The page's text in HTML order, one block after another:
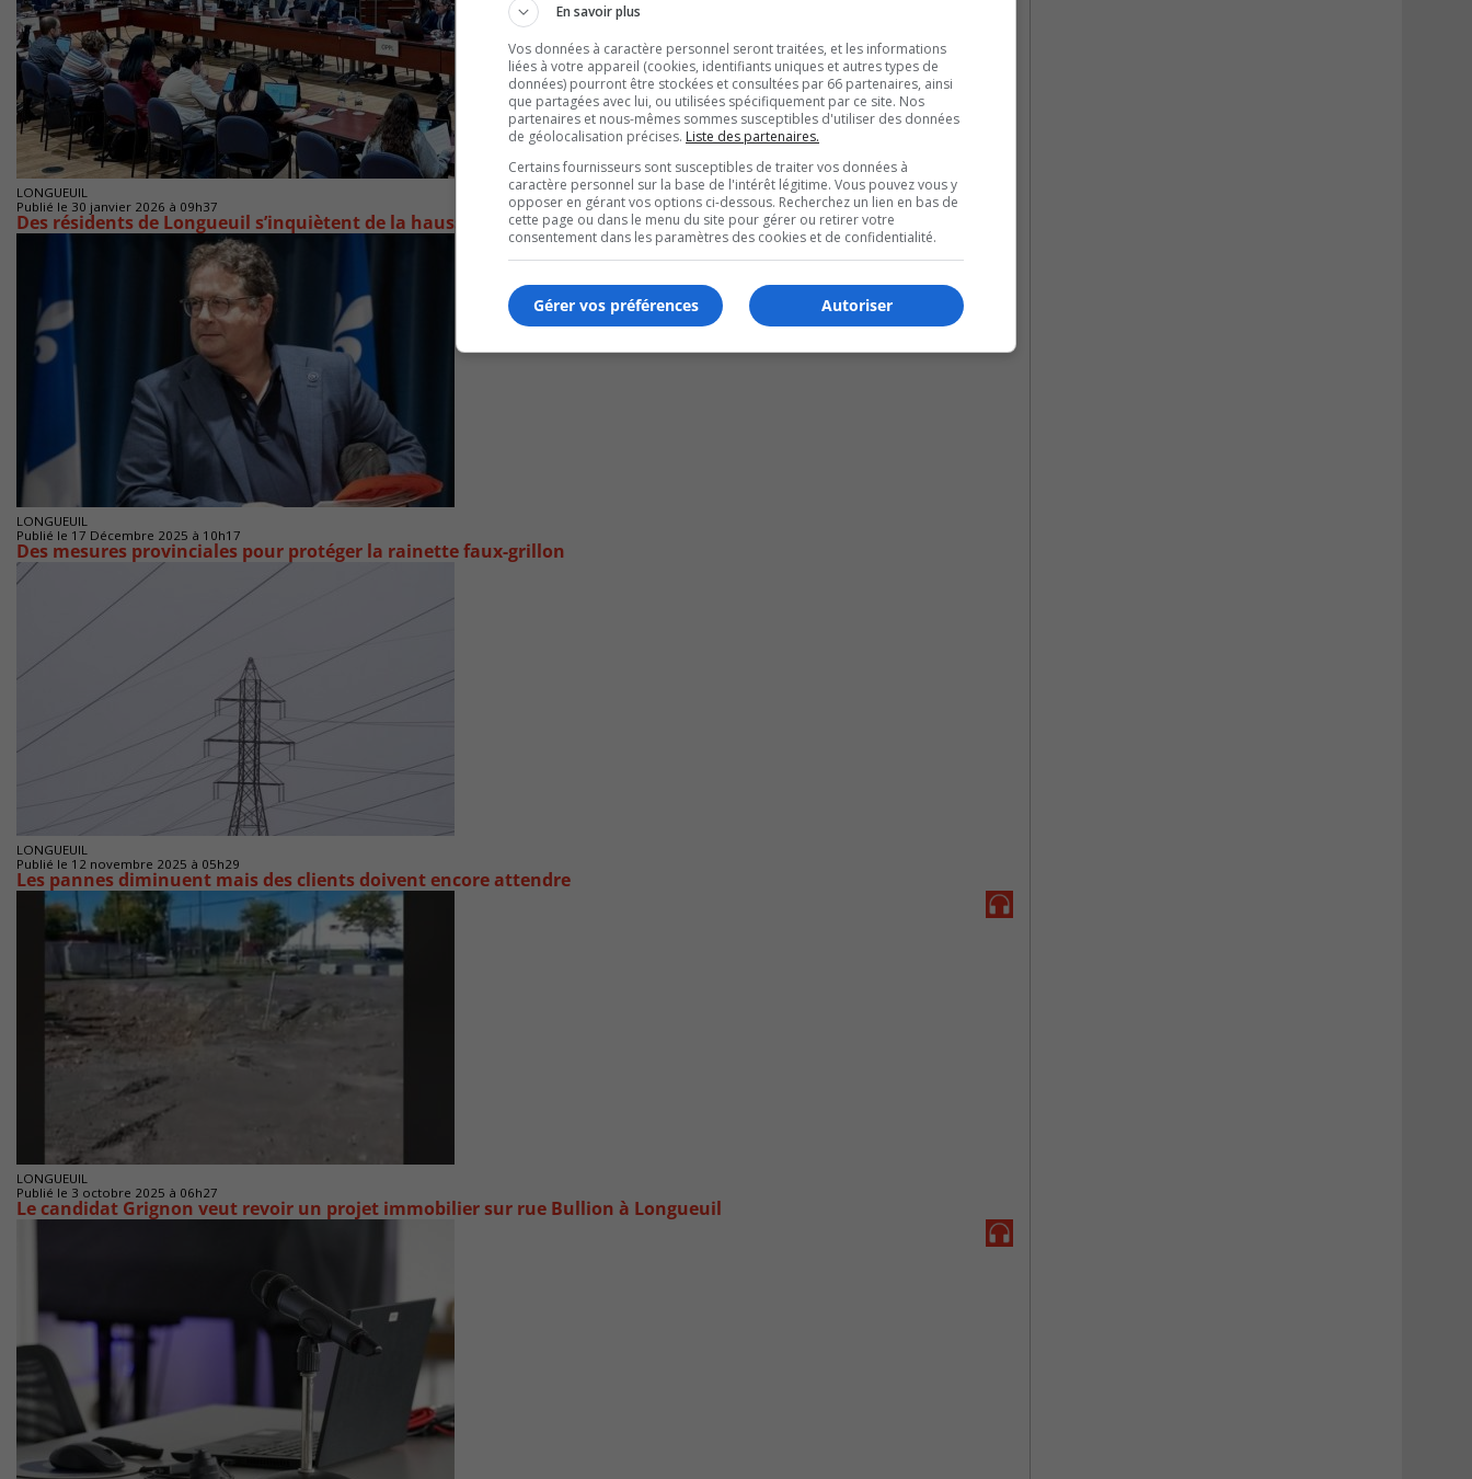
LONGUEUIL
Publié le 30 janvier 2026 à 09h37
Des résidents de Longueuil s’inquiètent de la hausse de l’itinérance
LONGUEUIL
Publié le 17 Décembre 2025 à 10h17
Des mesures provinciales pour protéger la rainette faux-grillon
LONGUEUIL
Publié le 12 novembre 2025 à 05h29
Les pannes diminuent mais des clients doivent encore attendre
LONGUEUIL
Publié le 3 octobre 2025 à 06h27
Le candidat Grignon veut revoir un projet immobilier sur rue Bullion à Longueuil
En savoir plus
Vos données à caractère personnel seront traitées, et les informations
liées à votre appareil (cookies, identifiants uniques et autres types de
données) pourront être stockées et consultées par 66 partenaires, ainsi
que partagées avec lui, ou utilisées spécifiquement par ce site. Nos
partenaires et nous-mêmes sommes susceptibles d'utiliser des données
de géolocalisation précises. Liste des partenaires.
Certains fournisseurs sont susceptibles de traiter vos données à
caractère personnel sur la base de l'intérêt légitime. Vous pouvez vous y
opposer en gérant vos options ci-dessous. Recherchez un lien en bas de
cette page ou dans le menu du site pour gérer ou retirer votre
consentement dans les paramètres des cookies et de confidentialité.
Autoriser
Gérer vos préférences